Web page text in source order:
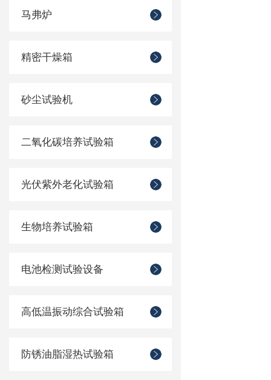
马弗炉
精密干燥箱
砂尘试验机
二氧化碳培养试验箱
光伏紫外老化试验箱
生物培养试验箱
电池检测试验设备
高低温振动综合试验箱
防锈油脂湿热试验箱